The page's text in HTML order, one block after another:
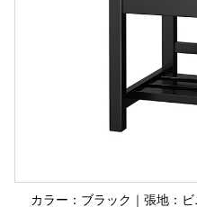
カラー：ブラック｜張地：